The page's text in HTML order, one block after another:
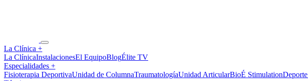
La Clínica +
La ClínicaInstalacionesEl EquipoBlogÉlite TV
Especialidades +
Fisioterapia DeportivaUnidad de ColumnaTraumatologíaUnidad ArticularBioÉ Stimulation